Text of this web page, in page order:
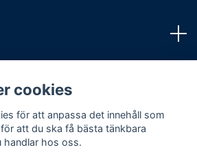
cookies
för att anpassa det innehåll som
att du ska få bästa tänkbara
handlar hos oss.